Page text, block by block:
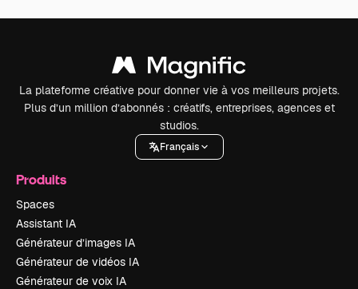
La plateforme créative pour donner vie à vos meilleurs projets.
Plus d’un million d’abonnés : créatifs, entreprises, agences et
studios.
Français
Produits
Spaces
Assistant IA
Générateur d’images IA
Générateur de vidéos IA
Générateur de voix IA